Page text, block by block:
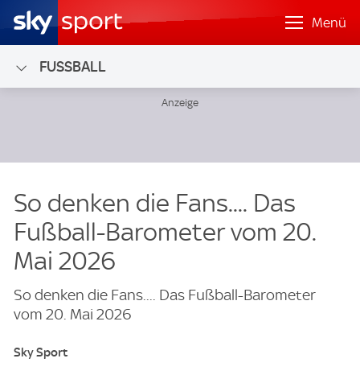
Menü
FUSSBALL
So denken die Fans.... Das
Fußball-Barometer vom 20.
Mai 2026
So denken die Fans.... Das Fußball-Barometer
vom 20. Mai 2026
Sky Sport